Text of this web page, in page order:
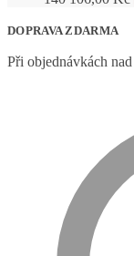
DOPRAVA ZDARMA
Při objednávkách